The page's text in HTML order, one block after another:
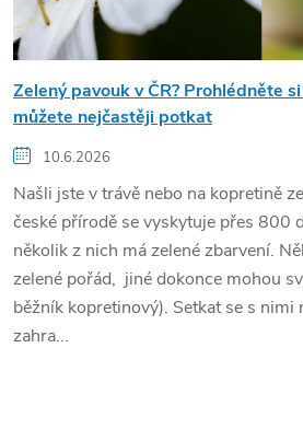
Zelený pavouk v ČR? Prohlédněte
můžete nejčastěji potkat
10.6.2026
Našli jste v trávě nebo na kopretině
české přírodě se vyskytuje přes 800
několik z nich má zelené zbarvení.
zelené pořád, jiné dokonce mohou
běžník kopretinový). Setkat se s nimi
zahra...